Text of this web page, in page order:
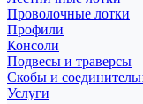
Проволочные лотки
Профили
Консоли
Подвесы и траверсы
Скобы и
Услуги